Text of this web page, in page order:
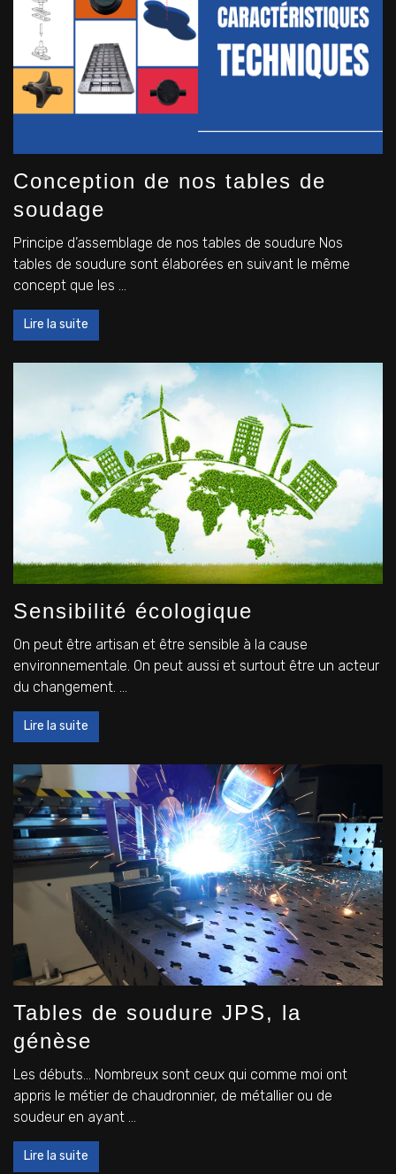
Conception de nos tables de
soudage
Principe d’assemblage de nos tables de soudure Nos
tables de soudure sont élaborées en suivant le même
concept que les ...
Lire la suite
Sensibilité écologique
On peut être artisan et être sensible à la cause
environnementale. On peut aussi et surtout être un acteur
du changement. ...
Lire la suite
Tables de soudure JPS, la
génèse
Les débuts… Nombreux sont ceux qui comme moi ont
appris le métier de chaudronnier, de métallier ou de
soudeur en ayant ...
Lire la suite